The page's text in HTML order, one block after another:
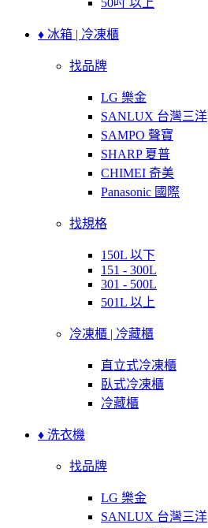
50吋 以上
♦ 冰箱 | 冷凍櫃
找品牌
LG 樂金
SANLUX 台灣三洋
SAMPO 聲寶
SHARP 夏普
CHIMEI 奇美
Panasonic 國際
找規格
150L 以下
151 - 300L
301 - 500L
501L 以上
冷凍櫃 | 冷藏櫃
直立式冷凍櫃
臥式冷凍櫃
冷藏櫃
♦ 洗衣機
找品牌
LG 樂金
SANLUX 台灣三洋